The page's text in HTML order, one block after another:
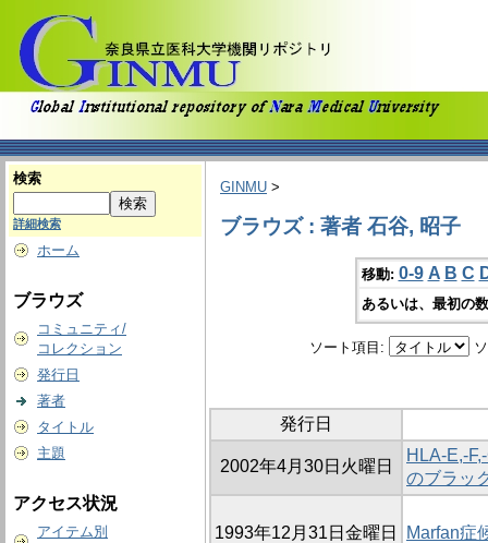
検索
詳細検索
ホーム
ブラウズ
コミュニティ/
コレクション
発行日
著者
タイトル
主題
アクセス状況
アイテム別
GINMU >
ブラウズ : 著者 石谷, 昭子
移動: 0-9 A B C
あるいは、最初の
ソート項目:
発行日
2002年4月30日火曜日
HLA-E,-
のブラッ
1993年12月31日金曜日 Marfan症